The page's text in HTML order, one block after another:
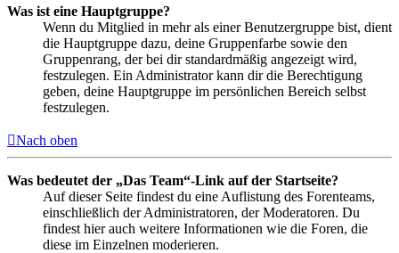
Was ist eine Hauptgruppe?
Wenn du Mitglied in mehr als einer Benutzergruppe bist, dient
die Hauptgruppe dazu, deine Gruppenfarbe sowie den
Gruppenrang, der bei dir standardmäßig angezeigt wird,
festzulegen. Ein Administrator kann dir die Berechtigung
geben, deine Hauptgruppe im persönlichen Bereich selbst
festzulegen.
Nach oben
Was bedeutet der „Das Team“-Link auf der Startseite?
Auf dieser Seite findest du eine Auflistung des Forenteams,
einschließlich der Administratoren, der Moderatoren. Du
findest hier auch weitere Informationen wie die Foren, die
diese im Einzelnen moderieren.